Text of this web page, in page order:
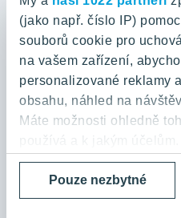
(jako např. číslo IP)
souborů cookie pro
na vašem zařízení,
personalizované reklamy
obsahu, náhled na
Máte možnosti ohledně
Pokud to povolíte, rádi
Pouze nezbytné
YIT PLUS
KALEVALA
VIRTA Kladno
KATTILA Kamýk
ROSALA
800 200 666
domov@yit.cz
Telefon na centrální recepci:
+420 224 318 261
Zásady ochrany osobních